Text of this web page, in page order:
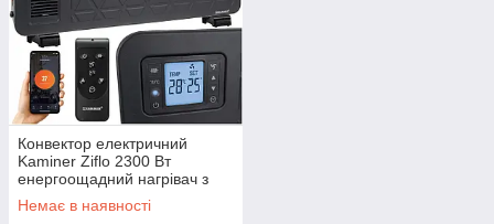
Конвектор електричний
Kaminer Ziflo 2300 Вт
енергоощадний нагрівач з
керуванням через WiFi та
пультом (26403)
Немає в наявності